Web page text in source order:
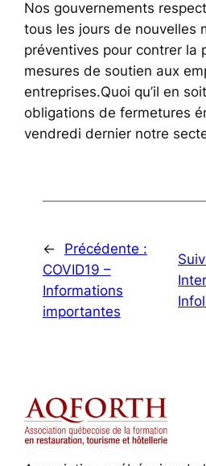
Nos gouvernements
tous les jours de nouvelles
préventives pour contrer la
mesures de soutien aux
entreprises.Quoi qu’il en
obligations de fermetures
vendredi dernier notre
←
Précédente :
COVID19 –
Informations
importantes